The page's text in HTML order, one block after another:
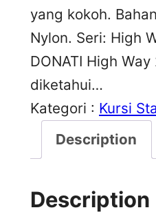
yang kokoh.
Nylon. Seri: High
DONATI High
diketahui…
Kategori : Kursi
Description
Description